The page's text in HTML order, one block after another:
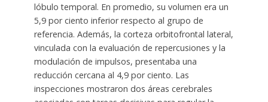
lóbulo temporal. En promedio, su volumen era un
5,9 por ciento inferior respecto al grupo de
referencia. Además, la corteza orbitofrontal lateral,
vinculada con la evaluación de repercusiones y la
modulación de impulsos, presentaba una
reducción cercana al 4,9 por ciento. Las
inspecciones mostraron dos áreas cerebrales